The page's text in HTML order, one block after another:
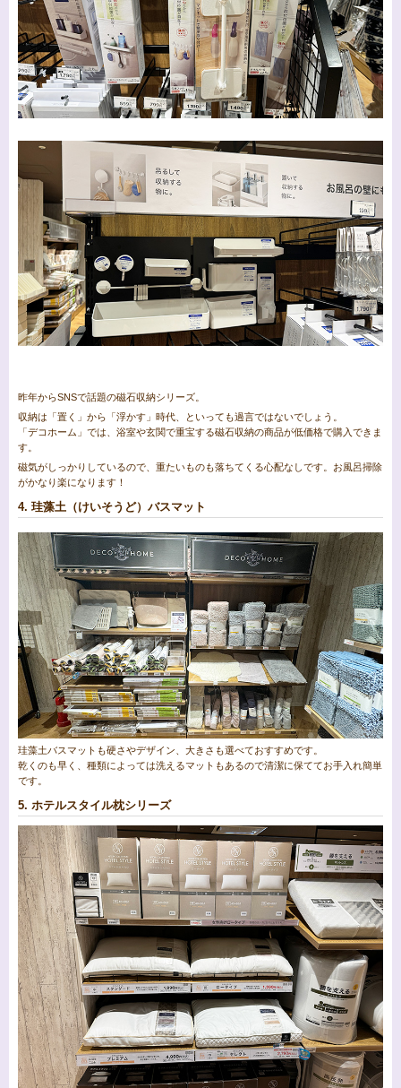
昨年からSNSで話題の磁石収納シリーズ。
収納は「置く」から「浮かす」時代、といっても過言ではないでしょう。
「デコホーム」では、浴室や玄関で重宝する磁石収納の商品が低価格で購入できま
す。
磁気がしっかりしているので、重たいものも落ちてくる心配なしです。お風呂掃除
がかなり楽になります！
4. 珪藻土（けいそうど）バスマット
珪藻土バスマットも硬さやデザイン、大きさも選べておすすめです。
乾くのも早く、種類によっては洗えるマットもあるので清潔に保ててお手入れ簡単
です。
5. ホテルスタイル枕シリーズ